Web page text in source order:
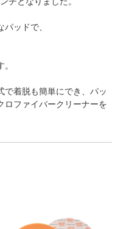
ッドで、
で着脱も簡単にでき、パッ
ロファイバークリーナーを